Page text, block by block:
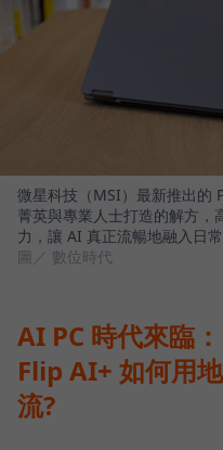
微星科技（MSI）最新推出的
菁英與專業人士打造的解方，
力，讓 AI 真正流暢地融入日常
圖／ 數位時代
AI PC 時代來臨
Flip AI+ 如何用
流?